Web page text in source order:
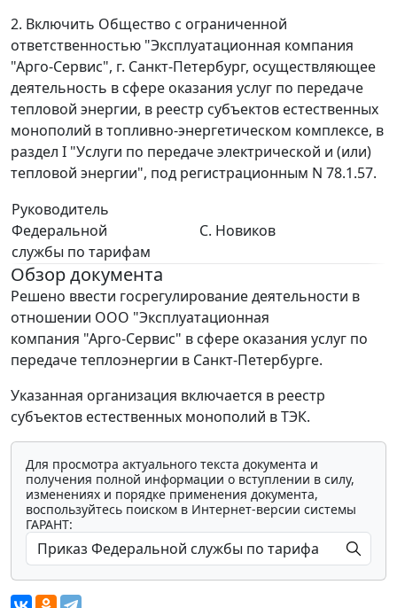
2. Включить Общество с ограниченной
ответственностью "Эксплуатационная компания
"Арго-Сервис", г. Санкт-Петербург, осуществляющее
деятельность в сфере оказания услуг по передаче
тепловой энергии, в реестр субъектов естественных
монополий в топливно-энергетическом комплексе, в
раздел I "Услуги по передаче электрической и (или)
тепловой энергии", под регистрационным N 78.1.57.
Руководитель
Федеральной
службы по тарифам
С. Новиков
Обзор документа
Решено ввести госрегулирование деятельности в
отношении ООО "Эксплуатационная
компания "Арго-Сервис" в сфере оказания услуг по
передаче теплоэнергии в Санкт-Петербурге.
Указанная организация включается в реестр
субъектов естественных монополий в ТЭК.
Для просмотра актуального текста документа и
получения полной информации о вступлении в силу,
изменениях и порядке применения документа,
воспользуйтесь поиском в Интернет-версии системы
ГАРАНТ: